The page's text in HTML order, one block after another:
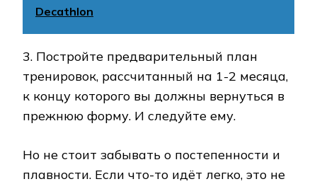
Decathlon
3. Постройте предварительный план
тренировок, рассчитанный на 1-2 месяца,
к концу которого вы должны вернуться в
прежнюю форму. И следуйте ему.
Но не стоит забывать о постепенности и
плавности. Если что-то идёт легко, это не